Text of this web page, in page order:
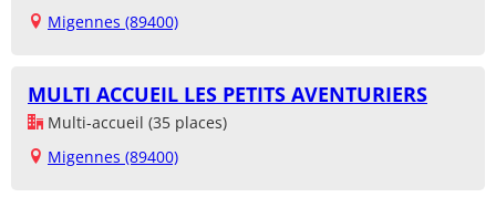
Migennes (89400)
MULTI ACCUEIL LES PETITS AVENTURIERS
Multi-accueil (35 places)
Migennes (89400)